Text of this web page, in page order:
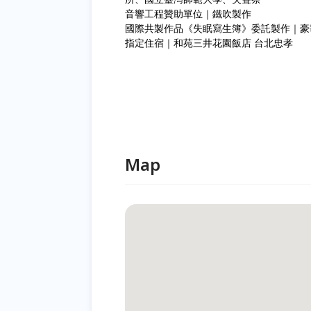
音響工程贊助單位｜鐵吹製作
國際共製作品《失眠寫生簿》委託製作｜
指定住宿｜和苑三井花園飯店 台北忠孝
Map